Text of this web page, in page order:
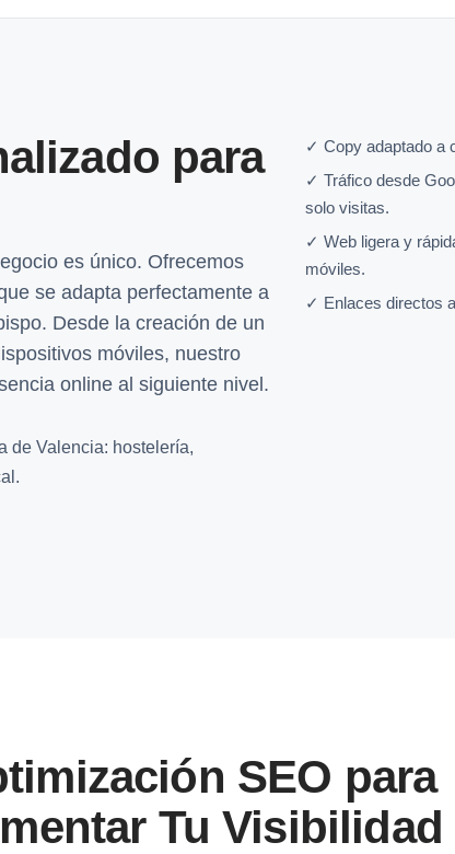
para
es único. Ofrecemos
se adapta perfectamente a
Desde la creación de un
móviles, nuestro
online al siguiente nivel.
de Valencia: hostelería,
✓ Copy adaptado a
✓ Tráfico desde
solo visitas.
✓ Web ligera y
móviles.
✓ Enlaces directos
SEO para
Tu Visibilidad